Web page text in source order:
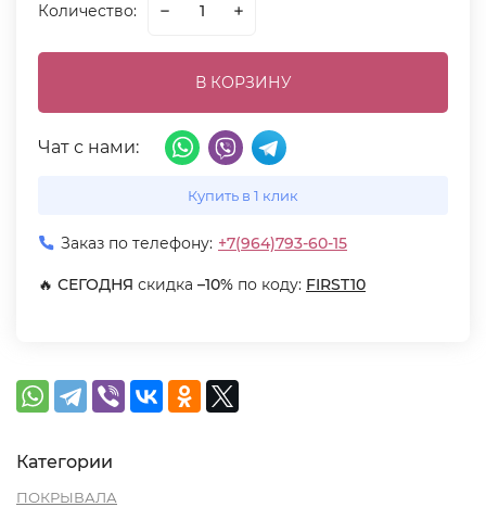
Количество:
В КОРЗИНУ
Чат с нами:
Купить в 1 клик
Заказ по телефону: +7(964)793-60-15
🔥 СЕГОДНЯ скидка –10% по коду: FIRST10
Категории
ПОКРЫВАЛА